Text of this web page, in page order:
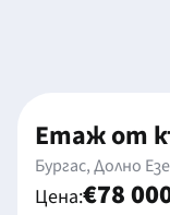
Етаж от
Бургас, Долно
Цена:€78